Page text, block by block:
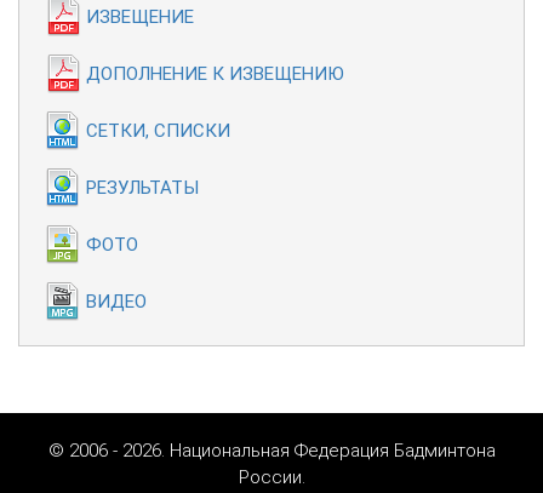
ИЗВЕЩЕНИЕ
ДОПОЛНЕНИЕ К ИЗВЕЩЕНИЮ
СЕТКИ, СПИСКИ
РЕЗУЛЬТАТЫ
ФОТО
ВИДЕО
© 2006 - 2026. Национальная Федерация Бадминтона
России.